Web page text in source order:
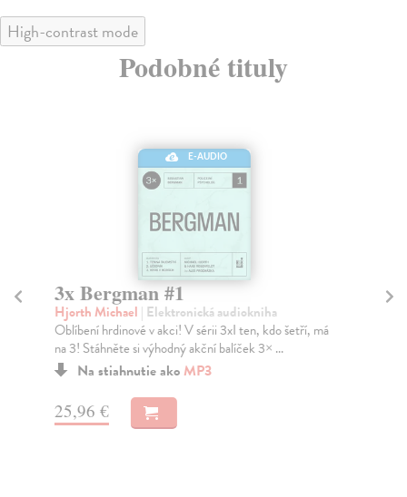
High-contrast mode
Podobné tituly
E-AUDIO
3x Bergman #1
Hjorth Michael | Elektronická audiokniha
Oblíbení hrdinové v akci! V sérii 3xI ten, kdo šetří, má
na 3! Stáhněte si výhodný akční balíček 3× ...
Na stiahnutie ako MP3
25,96 €